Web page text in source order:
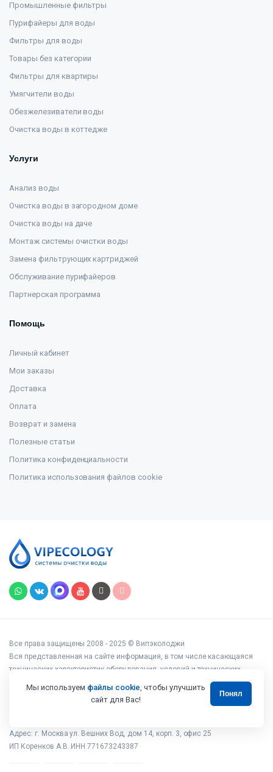
Промышленные фильтры
Пурифайеры для воды
Фильтры для воды
Товары без категории
Фильтры для квартиры
Умягчители воды
Обезжелезиватели воды
Очистка воды в коттедже
Услуги
Анализ воды
Очистка воды в загородном доме
Очистка воды на даче
Монтаж системы очистки воды
Замена фильтрующих картриджей
Обслуживание пурифайеров
Партнерская программа
Помощь
Личный кабинет
Мои заказы
Доставка
Оплата
Возврат и замена
Полезные статьи
Политика конфиденциальности
Политика использования файлов cookie
Все права защищены 2008 - 2025 © Випэколоджи
Вся представленная на сайте информация, в том числе касающаяся
технических характеристик оборудования, условий и технических
возможностей подключения, наличия на складе, стоимости товаров и
услуг, носит информационный характер и ни при каких условиях не
является публичной офертой, определяемой положениями статьи 437
Адрес: г. Москва ул. Вешних Вод, дом 14, корп. 3, офис 25
ИП Коренков А.В. ИНН 771673243387
Мы используем файлы cookie, чтобы улучшить
сайт для Вас!
Понял